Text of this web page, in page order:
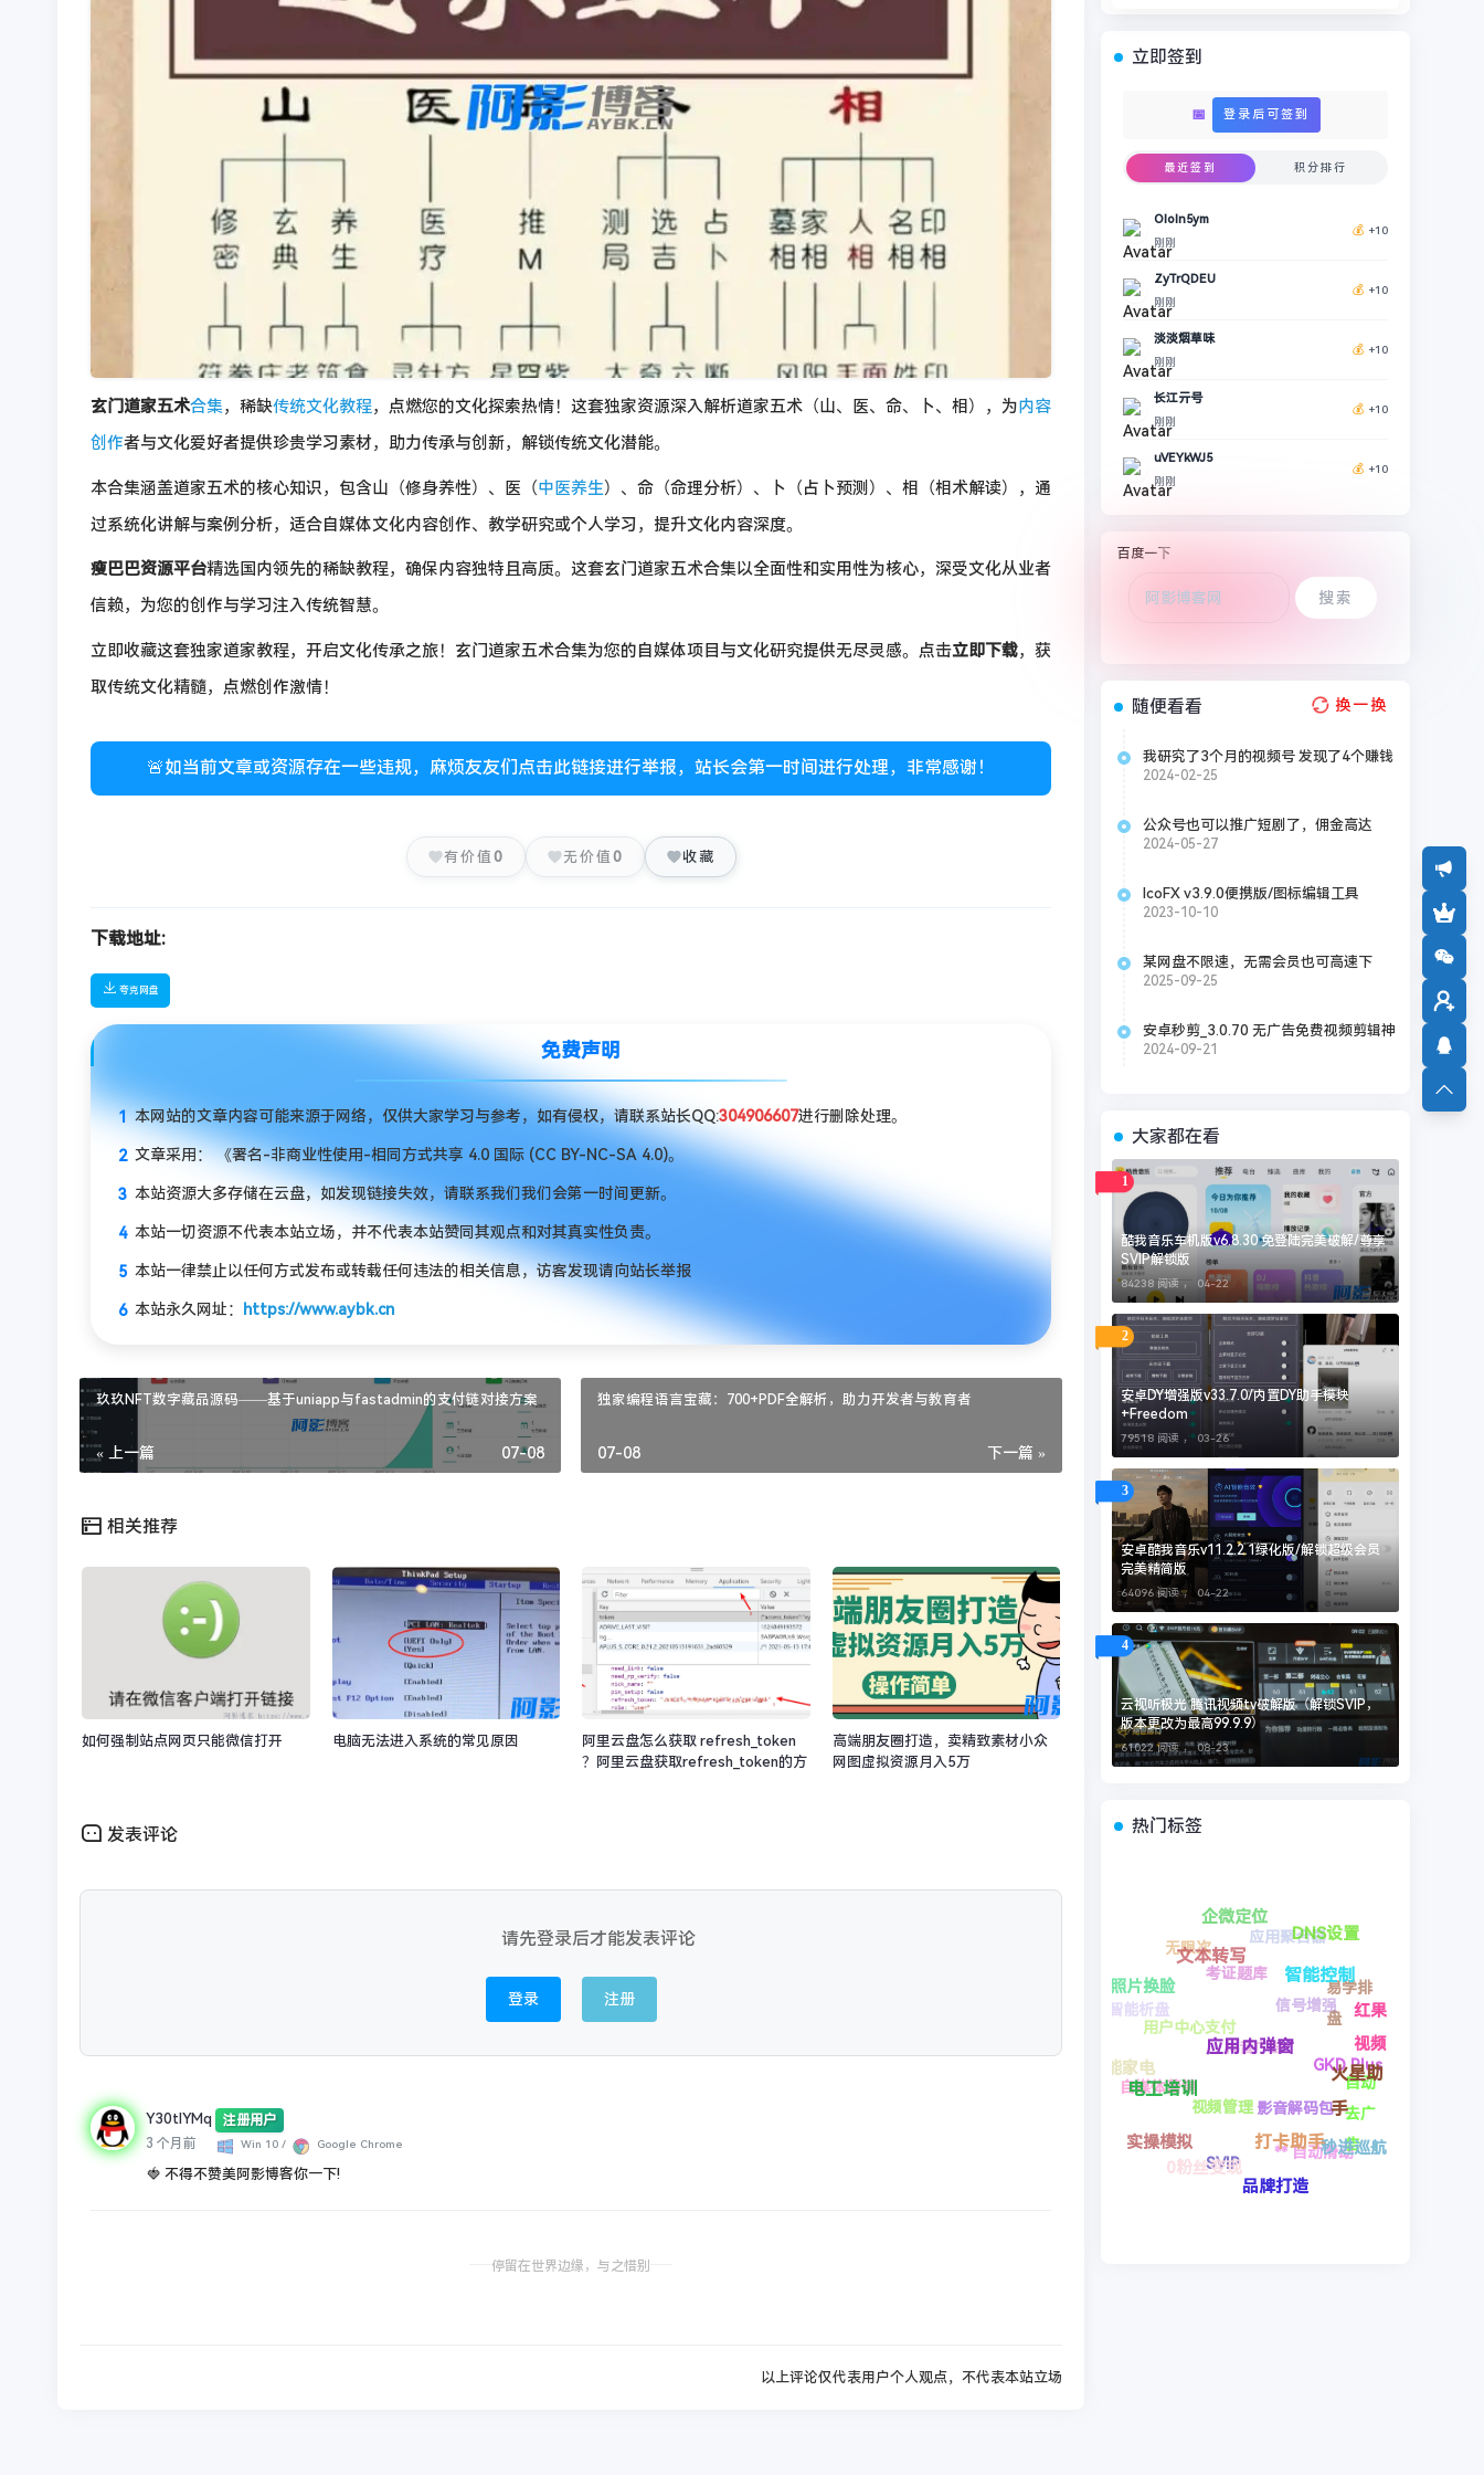
玄门道家五术合集，稀缺传统文化教程，点燃您的文化探索热情！这套独家资源深入解析道家五术（山、医、命、卜、相），为内容
创作者与文化爱好者提供珍贵学习素材，助力传承与创新，解锁传统文化潜能。
本合集涵盖道家五术的核心知识，包含山（修身养性）、医（中医养生）、命（命理分析）、卜（占卜预测）、相（相术解读），通
过系统化讲解与案例分析，适合自媒体文化内容创作、教学研究或个人学习，提升文化内容深度。
瘦巴巴资源平台精选国内领先的稀缺教程，确保内容独特且高质。这套玄门道家五术合集以全面性和实用性为核心，深受文化从业者
信赖，为您的创作与学习注入传统智慧。
立即收藏这套独家道家教程，开启文化传承之旅！玄门道家五术合集为您的自媒体项目与文化研究提供无尽灵感。点击立即下载，获
取传统文化精髓，点燃创作激情！
🚨如当前文章或资源存在一些违规，麻烦友友们点击此链接进行举报，站长会第一时间进行处理，非常感谢！
有价值 0 无价值 0 收藏
下载地址:
夸克网盘
免费声明
本网站的文章内容可能来源于网络，仅供大家学习与参考，如有侵权，请联系站长QQ:304906607进行删除处理。
文章采用： 《署名-非商业性使用-相同方式共享 4.0 国际 (CC BY-NC-SA 4.0)。
本站资源大多存储在云盘，如发现链接失效，请联系我们我们会第一时间更新。
本站一切资源不代表本站立场，并不代表本站赞同其观点和对其真实性负责。
本站一律禁止以任何方式发布或转载任何违法的相关信息，访客发现请向站长举报
本站永久网址： https://www.aybk.cn
玖玖NFT数字藏品源码——基于uniapp与fastadmin的支付链对接方案
« 上一篇 07-08
独家编程语言宝藏：700+PDF全解析，助力开发者与教育者
下一篇 »
07-08
相关推荐
如何强制站点网页只能微信打开 电脑无法进入系统的常见原因
阿里云盘怎么获取 refresh_token
？阿里云盘获取refresh_token的方
高端朋友圈打造，卖精致素材小众
网图虚拟资源月入5万
发表评论
请先登录后才能发表评论
登录 注册
Y30tlYMq
注册用户
3 个月前
Win 10 / Google Chrome
🍓 不得不赞美阿影博客你一下!
停留在世界边缘，与之惜别
以上评论仅代表用户个人观点，不代表本站立场
立即签到
📅 登录后可签到
最近签到 积分排行
OIoIn5ym
刚刚
💰 +10
ZyTrQDEU
刚刚
💰 +10
淡淡烟草味
刚刚
💰 +10
长江亓号
刚刚
💰 +10
uVEYkWJ5
刚刚
💰 +10
百度一下
随便看看 换一换
我研究了3个月的视频号 发现了4个赚钱
方法和6个运营技巧
2024-02-25
公众号也可以推广短剧了，佣金高达
70%
2024-05-27
IcoFX v3.9.0便携版/图标编辑工具
2023-10-10
某网盘不限速，无需会员也可高速下
载！
2025-09-25
安卓秒剪_3.0.70 无广告免费视频剪辑神
器
2024-09-21
大家都在看
1
酷我音乐车机版v6.8.30 免登陆完美破解/尊享
SVIP解锁版
84238 阅读 ， 04-22
2
安卓DY增强版v33.7.0/内置DY助手模块
+Freedom
79518 阅读 ，03-26
3
安卓酷我音乐v11.2.2.1绿化版/解锁超级会员
完美精简版
64096 阅读 ， 04-22
4
云视听极光 腾讯视频tv破解版（解锁SVIP，
版本更改为最高99.9.9）
61022 阅读 ，08-23
热门标签
** 自动滑动
影音解码包
GKD Plus
自动去广告
秒进巡航
品牌打造
SVIP
视频管理
抖音广告
信号增强
易学排盘
红果视频
火星助手
打卡助手
0粉丝变现
实操模拟
自媒体营销
用户中心支付
考证
题库
应用
聚合
器
DNS设置
智能控制
应用内弹窗
电工培训
智能家电
智能析盘
无限
次
企微定
位
文本转写
照片换脸